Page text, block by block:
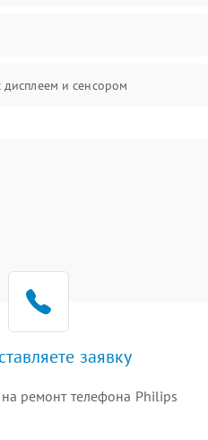
и сенсором
заявку
на ремонт телефона Philips